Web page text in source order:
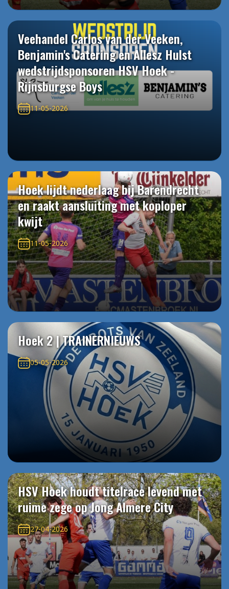
Veehandel Carlos van der Veeken,
Benjamin's Catering en Allesz Hulst
wedstrijdsponsoren HSV Hoek -
Rijnsburgse Boys
11-05-2026
Hoek lijdt nederlaag bij Barendrecht
en raakt aansluiting met koploper
kwijt
11-05-2026
Hoek 2 | TRAINERNIEUWS
05-05-2026
HSV Hoek houdt titelrace levend met
ruime zege op Jong Almere City
27-04-2026